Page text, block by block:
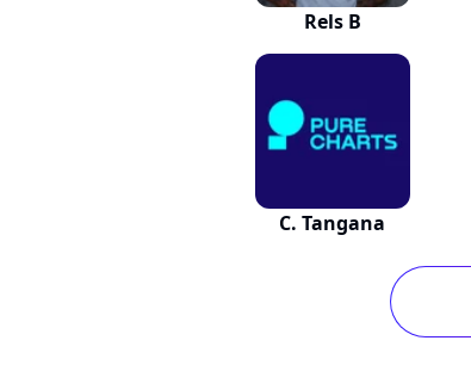
Rels B
C. Tangana